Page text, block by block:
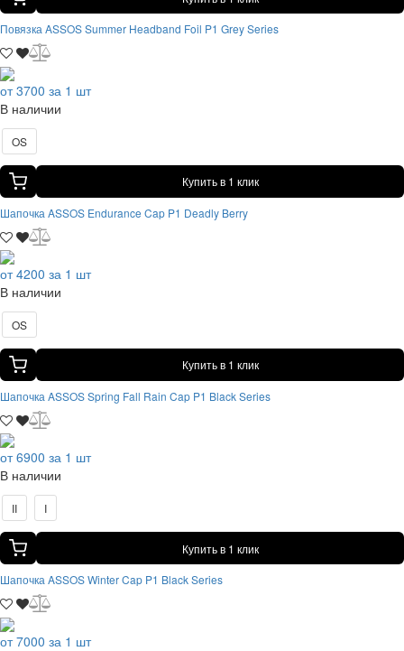
Повязка ASSOS Summer Headband Foil P1 Grey Series
от 3700 за 1 шт
В наличии
OS
Купить в 1 клик
Шапочка ASSOS Endurance Cap P1 Deadly Berry
от 4200 за 1 шт
В наличии
OS
Купить в 1 клик
Шапочка ASSOS Spring Fall Rain Cap P1 Black Series
от 6900 за 1 шт
В наличии
II I
Купить в 1 клик
Шапочка ASSOS Winter Cap P1 Black Series
от 7000 за 1 шт